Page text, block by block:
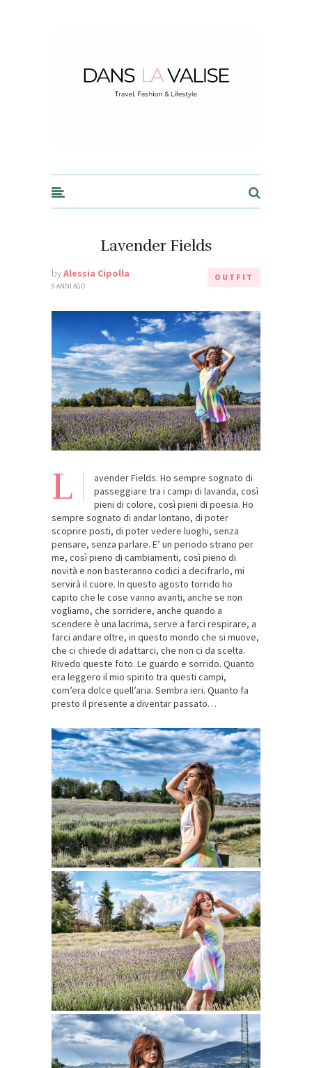
Lavender Fields
byAlessia Cipolla
9 ANNI AGO
OUTFIT
L
avender Fields. Ho sempre sognato di
passeggiare tra i campi di lavanda, così
pieni di colore, così pieni di poesia. Ho
sempre sognato di andar lontano, di poter
scoprire posti, di poter vedere luoghi, senza
pensare, senza parlare. E’ un periodo strano per
me, così pieno di cambiamenti, così pieno di
novità e non basteranno codici a decifrarlo, mi
servirà il cuore. In questo agosto torrido ho
capito che le cose vanno avanti, anche se non
vogliamo, che sorridere, anche quando a
scendere è una lacrima, serve a farci respirare, a
farci andare oltre, in questo mondo che si muove,
che ci chiede di adattarci, che non ci da scelta.
Rivedo queste foto. Le guardo e sorrido. Quanto
era leggero il mio spirito tra questi campi,
com’era dolce quell’aria. Sembra ieri. Quanto fa
presto il presente a diventar passato…